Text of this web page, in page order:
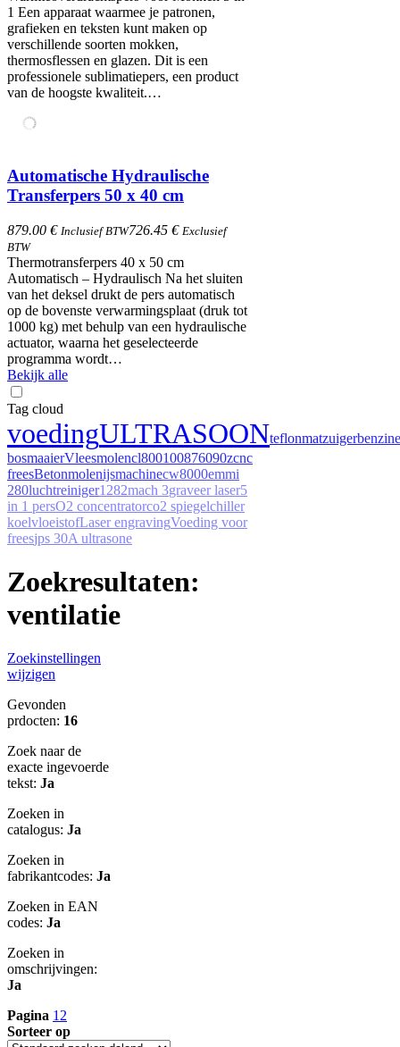
1​ Een apparaat waarmee je patronen,
grafieken en teksten kunt maken op
verschillende soorten mokken,
thermosflessen en glazen. Dit is een
professionele sublimatiepers, een product
van de hoogste kwaliteit.…
Automatische Hydraulische
Transferpers 50 x 40 cm
879.00 € Inclusief BTW726.45 € Exclusief
BTW
Thermotransferpers 40 x 50 cm
Automatisch – Hydraulisch Na het sluiten
van het deksel drukt de pers automatisch
op de bovenste verwarmingsplaat (druk tot
1000 kg) met behulp van een hydraulische
actuator, waarna het geselecteerde
programma wordt…
Bekijk alle
Tag cloud
voedingULTRASOONteflonmatzuigerbenzine
bosmaaierVleesmolencl800100876090zcnc
freesBetonmolenijsmachinecw8000emmi
280luchtreiniger1282mach 3graveer laser5
in 1 persO2 concentratorco2 spiegelchiller
koelvloeistofLaser engravingVoeding voor
freesjps 30A ultrasone
Zoekresultaten:
ventilatie
Zoekinstellingen
wijzigen
Gevonden
prdocten: 16
Zoek naar de
exacte ingevoerde
tekst: Ja
Zoeken in
catalogus: Ja
Zoeken in
fabrikantcodes: Ja
Zoeken in EAN
codes: Ja
Zoeken in
omschrijvingen:
Ja
Pagina 12
Sorteer op